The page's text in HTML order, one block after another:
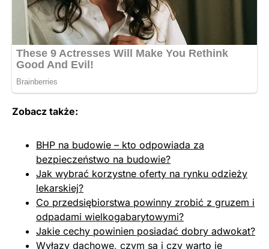
Zobacz także:
BHP na budowie – kto odpowiada za
bezpieczeństwo na budowie?
Jak wybrać korzystne oferty na rynku odzieży
lekarskiej?
Co przedsiębiorstwa powinny zrobić z gruzem i
odpadami wielkogabarytowymi?
Jakie cechy powinien posiadać dobry adwokat?
Wyłazy dachowe, czym są i czy warto je